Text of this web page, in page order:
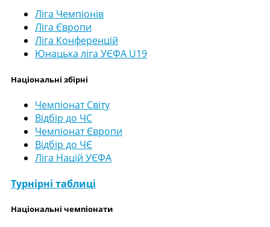
Ліга Чемпіонів
Ліга Європи
Ліга Конференцій
Юнацька ліга УЄФА U19
Національні збірні
Чемпіонат Світу
Відбір до ЧС
Чемпіонат Європи
Відбір до ЧЄ
Ліга Націй УЄФА
Турнірні таблиці
Національні чемпіонати